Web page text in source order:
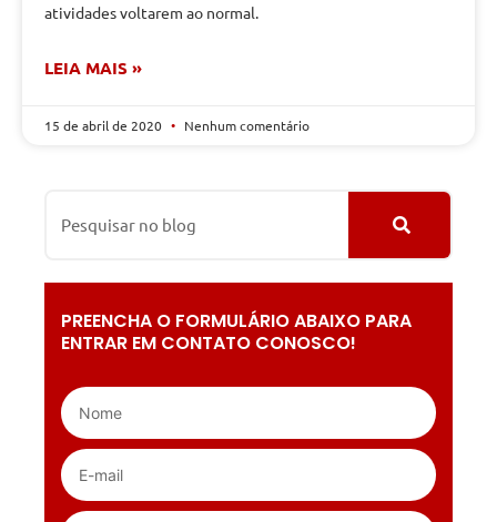
atividades voltarem ao normal.
LEIA MAIS »
15 de abril de 2020 Nenhum comentário
PREENCHA O FORMULÁRIO ABAIXO PARA
ENTRAR EM CONTATO CONOSCO!